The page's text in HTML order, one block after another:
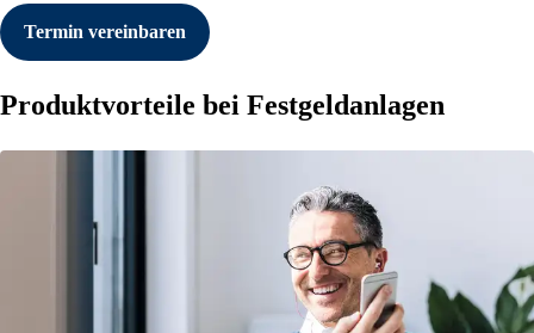
Termin vereinbaren
Produktvorteile bei Festgeldanlagen